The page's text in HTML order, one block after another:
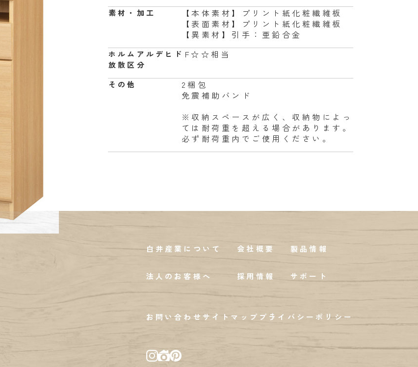
素材・加工
【本体素材】プリント紙化粧繊維板
【表面素材】プリント紙化粧繊維板
【異素材】引手：亜鉛合金
ホルムアルデヒド
放散区分
F☆☆相当
その他
2梱包
免震補助バンド
※収納スペースが広く、収納物によっ
ては耐荷重を超える場合があります。
必ず耐荷重内でご使用ください。
白井産業について
法人のお客様へ
会社概要
採用情報
製品情報
サポート
お問い合わせサイトマップ プライバシーポリシー